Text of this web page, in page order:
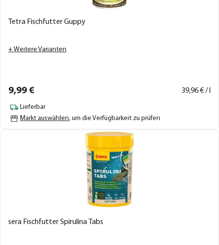
Tetra Fischfutter Guppy
+ Weitere Varianten
9,99 € 39,96€ / l
Lieferbar
Markt auswählen, um die Verfügbarkeit zu prüfen
sera Fischfutter Spirulina Tabs